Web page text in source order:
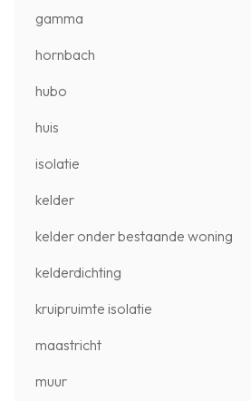
gamma
hornbach
hubo
huis
isolatie
kelder
kelder onder bestaande woning
kelderdichting
kruipruimte isolatie
maastricht
muur